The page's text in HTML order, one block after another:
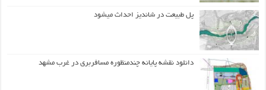
پل طبیعت در شاندیز احداث میشود
دانلود نقشه پایانه چندمنظوره مسافربری در غرب مشهد